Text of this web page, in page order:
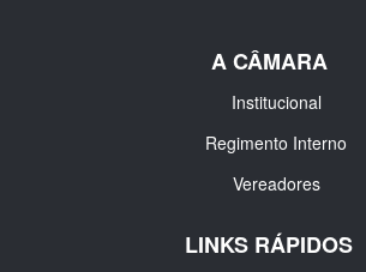
A CÂMARA
Institucional
Regimento Interno
Vereadores
LINKS RÁPIDOS